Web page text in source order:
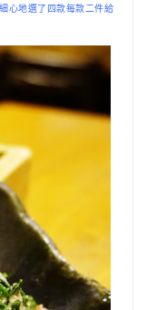
心地選了四款每款二件給